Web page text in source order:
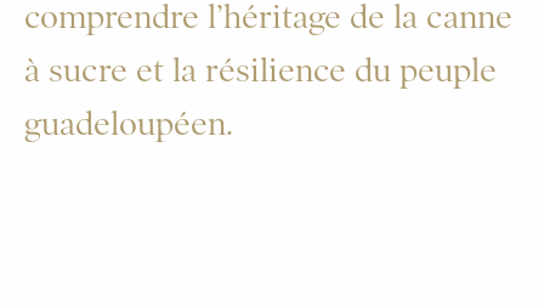
comprendre l’héritage de la canne
à sucre et la résilience du peuple
guadeloupéen.